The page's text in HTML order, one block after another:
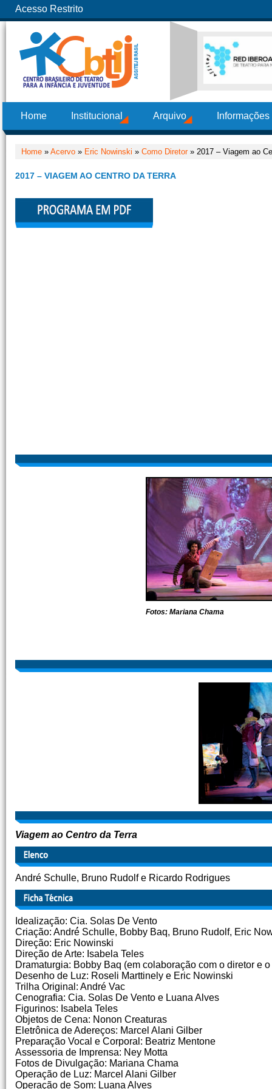
Acesso Restrito
Home Institucional Arquivo
Home » Acervo » Eric Nowinski » Como Diretor» 2017 – Viagem ao
2017 – VIAGEM AO CENTRO DA TERRA
Fotos: Mariana Chama
Viagem ao Centro da Terra
André Schulle, Bruno Rudolf e Ricardo Rodrigues
Idealização: Cia. Solas De Vento
Criação: André́ Schulle, Bobby Baq, Bruno Rudolf, Eric
Direção: Eric Nowinski
Direção de Arte: Isabela Teles
Dramaturgia: Bobby Baq (em colaboração com o diretor e
Desenho de Luz: Roseli Marttinely e Eric Nowinski
Trilha Original: André Vac
Cenografia: Cia. Solas De Vento e Luana Alves
Figurinos: Isabela Teles
Objetos de Cena: Nonon Creaturas
Eletrônica de Adereços: Marcel Alani Gilber
Preparação Vocal e Corporal: Beatriz Mentone
Assessoria de Imprensa: Ney Motta
Fotos de Divulgação: Mariana Chama
Operação de Luz: Marcel Alani Gilber
Operação de Som: Luana Alves